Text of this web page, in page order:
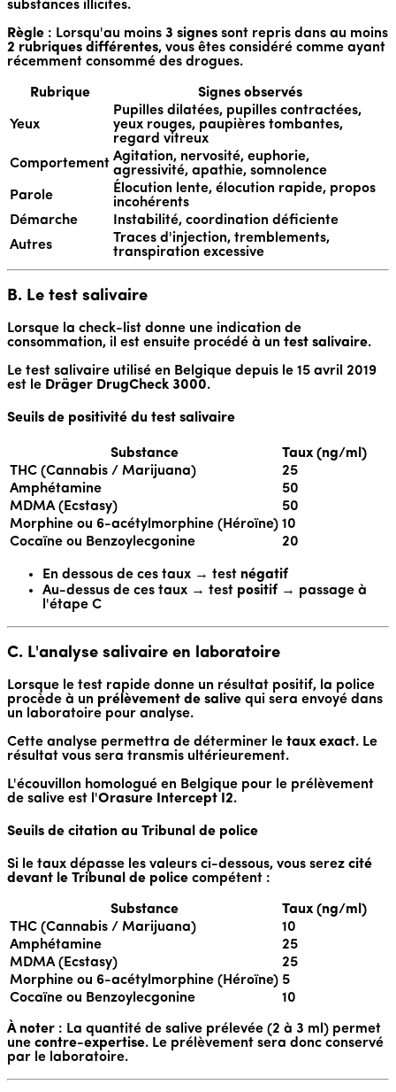
substances illicites.
Règle : Lorsqu'au moins 3 signes sont repris dans au moins
2 rubriques différentes, vous êtes considéré comme ayant
récemment consommé des drogues.
Rubrique Signes observés
Yeux
Pupilles dilatées, pupilles contractées,
yeux rouges, paupières tombantes,
regard vitreux
Comportement Agitation, nervosité, euphorie,
agressivité, apathie, somnolence
Parole
Élocution lente, élocution rapide, propos
incohérents
Démarche
Instabilité, coordination déficiente
Autres
Traces d'injection, tremblements,
transpiration excessive
B. Le test salivaire
Lorsque la check-list donne une indication de
consommation, il est ensuite procédé à un test salivaire.
Le test salivaire utilisé en Belgique depuis le 15 avril 2019
est le Dräger DrugCheck 3000.
Seuils de positivité du test salivaire
Substance
Taux (ng/ml)
THC (Cannabis / Marijuana)
25
Amphétamine
50
MDMA (Ecstasy)
50
Morphine ou 6-acétylmorphine (Héroïne) 10
Cocaïne ou Benzoylecgonine
20
En dessous de ces taux → test négatif
Au-dessus de ces taux → test positif → passage à
l'étape C
C. L'analyse salivaire en laboratoire
Lorsque le test rapide donne un résultat positif, la police
procède à un prélèvement de salive qui sera envoyé dans
un laboratoire pour analyse.
Cette analyse permettra de déterminer le taux exact. Le
résultat vous sera transmis ultérieurement.
L'écouvillon homologué en Belgique pour le prélèvement
de salive est l'Orasure Intercept I2.
Seuils de citation au Tribunal de police
Si le taux dépasse les valeurs ci-dessous, vous serez cité
devant le Tribunal de police compétent :
Substance
Taux (ng/ml)
THC (Cannabis / Marijuana)
10
Amphétamine
25
MDMA (Ecstasy)
25
Morphine ou 6-acétylmorphine (Héroïne) 5
Cocaïne ou Benzoylecgonine
10
À noter : La quantité de salive prélevée (2 à 3 ml) permet
une contre-expertise. Le prélèvement sera donc conservé
par le laboratoire.